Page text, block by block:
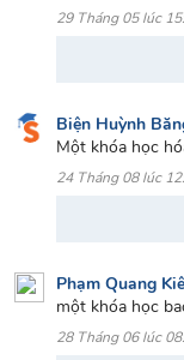
29 Tháng 05 lúc
Biện Huỳnh
Một khóa học
24 Tháng 08 lúc
Phạm Quang
một khóa học
28 Tháng 06 lúc